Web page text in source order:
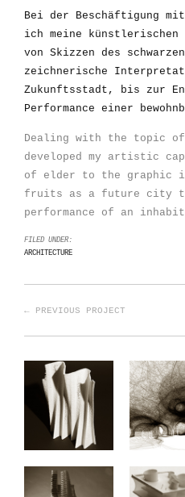
Bei der Beschäftigung
ich meine
von Skizzen des
zeichnerische
Zukunftsstadt, bis zur
Performance einer
Dealing with the topic
developed my artistic
of elder to the graphic
fruits as a future city
performance of an
FILED UNDER:
ARCHITECTURE
← PREVIOUS PROJECT